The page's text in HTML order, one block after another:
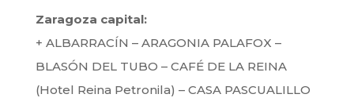
Zaragoza capital:
+ ALBARRACÍN – ARAGONIA PALAFOX –
BLASÓN DEL TUBO – CAFÉ DE LA REINA
(Hotel Reina Petronila) – CASA PASCUALILLO